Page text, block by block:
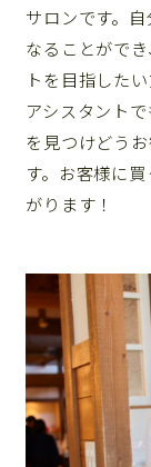
サロンです。
なることがで
トを目指した
アシスタント
を見つけどう
す。お客様に
がります！